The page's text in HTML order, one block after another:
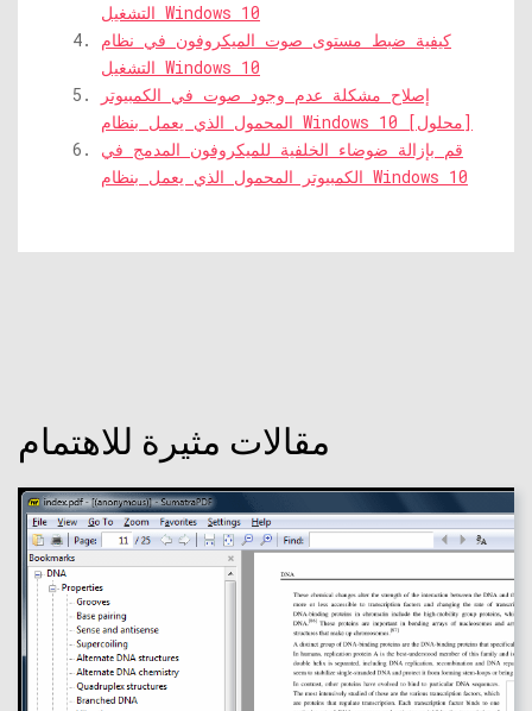
التشغيل Windows 10
كيفية ضبط مستوى صوت الميكروفون في نظام
التشغيل Windows 10
إصلاح مشكلة عدم وجود صوت في الكمبيوتر
المحمول الذي يعمل بنظام Windows 10 [محلول]
قم بإزالة ضوضاء الخلفية للميكروفون المدمج في
الكمبيوتر المحمول الذي يعمل بنظام Windows 10
مقالات مثيرة للاهتمام